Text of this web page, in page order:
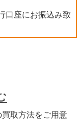
口座にお振込み致
取方法をご用意